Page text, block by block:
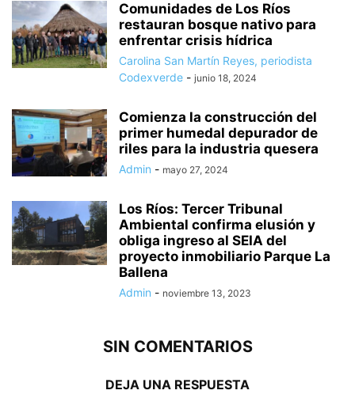
Comunidades de Los Ríos
restauran bosque nativo para
enfrentar crisis hídrica
Carolina San Martín Reyes, periodista
Codexverde - junio 18, 2024
Comienza la construcción del
primer humedal depurador de
riles para la industria quesera
Admin - mayo 27, 2024
Los Ríos: Tercer Tribunal
Ambiental confirma elusión y
obliga ingreso al SEIA del
proyecto inmobiliario Parque La
Ballena
Admin - noviembre 13, 2023
SIN COMENTARIOS
DEJA UNA RESPUESTA